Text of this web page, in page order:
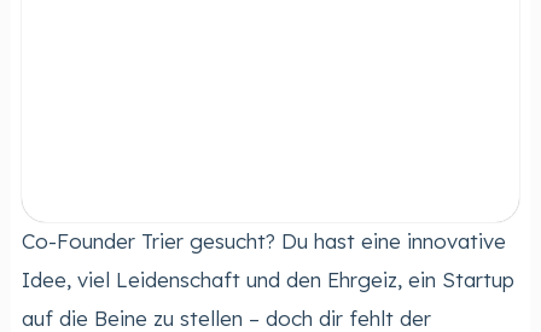
Co-Founder Trier gesucht? Du hast eine innovative
Idee, viel Leidenschaft und den Ehrgeiz, ein Startup
auf die Beine zu stellen – doch dir fehlt der